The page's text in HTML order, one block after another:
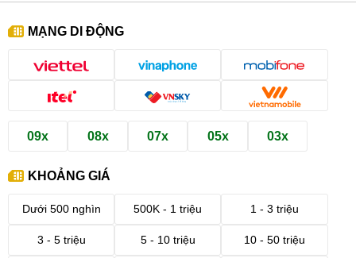
MẠNG DI ĐỘNG
09x 08x 07x 05x 03x
KHOẢNG GIÁ
Dưới 500 nghìn 500K - 1 triệu 1 - 3 triệu
3 - 5 triệu 5 - 10 triệu 10 - 50 triệu